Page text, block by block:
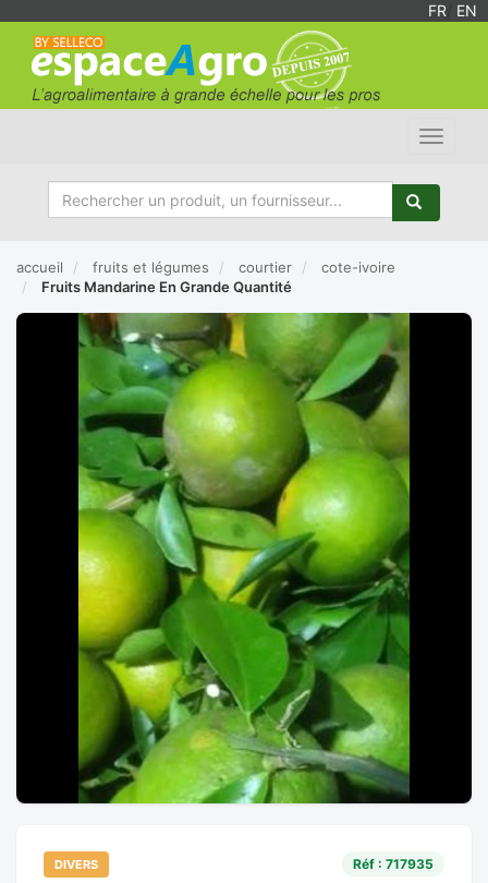
FR EN
Toggle
accueil fruits et légumes courtier
cote-ivoire
Fruits Mandarine En Grande Quantité
DIVERS Réf : 717935